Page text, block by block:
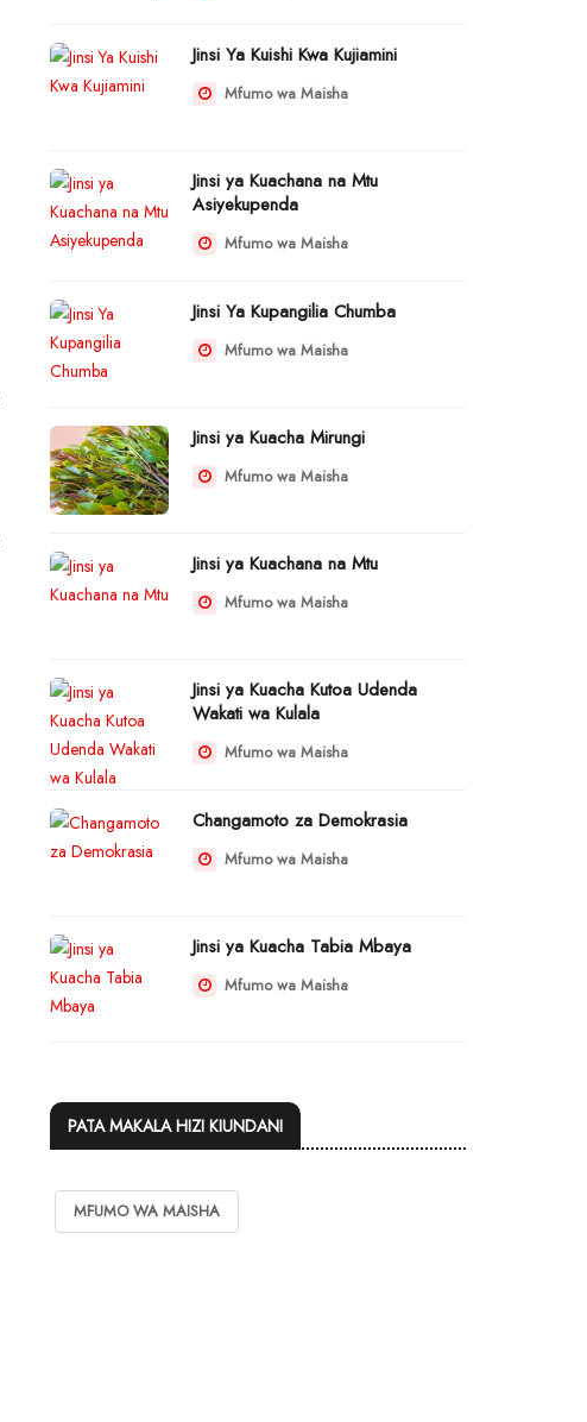
Jinsi Ya Kuishi Kwa Kujiamini
Mfumo wa Maisha
Jinsi ya Kuachana na Mtu
Asiyekupenda
Mfumo wa Maisha
Jinsi Ya Kupangilia Chumba
Mfumo wa Maisha
Jinsi ya Kuacha Mirungi
Mfumo wa Maisha
Jinsi ya Kuachana na Mtu
Mfumo wa Maisha
Jinsi ya Kuacha Kutoa Udenda
Wakati wa Kulala
Mfumo wa Maisha
Changamoto za Demokrasia
Mfumo wa Maisha
Jinsi ya Kuacha Tabia Mbaya
Mfumo wa Maisha
PATA MAKALA HIZI KIUNDANI
MFUMO WA MAISHA